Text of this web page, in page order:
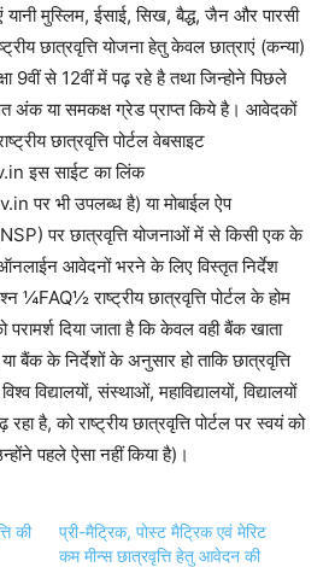
मुस्लिम, ईसाई, सिख, बैद्ध, जैन और पारसी
छात्रवृत्ति योजना हेतु केवल छात्राएं (कन्या)
9वीं से 12वीं में पढ़ रहे है तथा जिन्होने पिछले
अंक या समकक्ष ग्रेड प्राप्त किये है। आवेदकों
छात्रवृत्ति पोर्टल वेबसाइट
इस साईट का लिंक
भी उपलब्ध है) या मोबाईल ऐप
पर छात्रवृत्ति योजनाओं में से किसी एक के
आवेदनों भरने के लिए विस्तृत निर्देश
¼FAQ½ राष्ट्रीय छात्रवृत्ति पोर्टल के होम
दिया जाता है कि केवल वही बैंक खाता
बैंक के निर्देशों के अनुसार हो ताकि छात्रवृत्ति
विद्यालयों, संस्थाओं, महाविद्यालयों, विद्यालयों
है, को राष्ट्रीय छात्रवृत्ति पोर्टल पर स्वयं को
पहले ऐसा नहीं किया है)।
की
प्री-मैट्रिक, पोस्ट मैट्रिक एवं मेरिट
कम मीन्स छात्रवृत्ति हेतु आवेदन की